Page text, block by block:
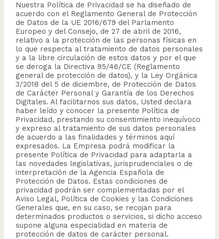
Nuestra Política de Privacidad se ha diseñado de
acuerdo con el Reglamento General de Protección
de Datos de la UE 2016/679 del Parlamento
Europeo y del Consejo, de 27 de abril de 2016,
relativo a la protección de las personas físicas en
lo que respecta al tratamiento de datos personales
y a la libre circulación de estos datos y por el que
se deroga la Directiva 95/46/CE (Reglamento
general de protección de datos), y la Ley Orgánica
3/2018 del 5 de diciembre, de Protección de Datos
de Carácter Personal y Garantía de los Derechos
Digitales. Al facilitarnos sus datos, Usted declara
haber leído y conocer la presente Política de
Privacidad, prestando su consentimiento inequívoco
y expreso al tratamiento de sus datos personales
de acuerdo a las finalidades y términos aquí
expresados. La Empresa podrá modificar la
presente Política de Privacidad para adaptarla a
las novedades legislativas, jurisprudenciales o de
interpretación de la Agencia Española de
Protección de Datos. Estas condiciones de
privacidad podrán ser complementadas por el
Aviso Legal, Política de Cookies y las Condiciones
Generales que, en su caso, se recojan para
determinados productos o servicios, si dicho acceso
supone alguna especialidad en materia de
protección de datos de carácter personal.